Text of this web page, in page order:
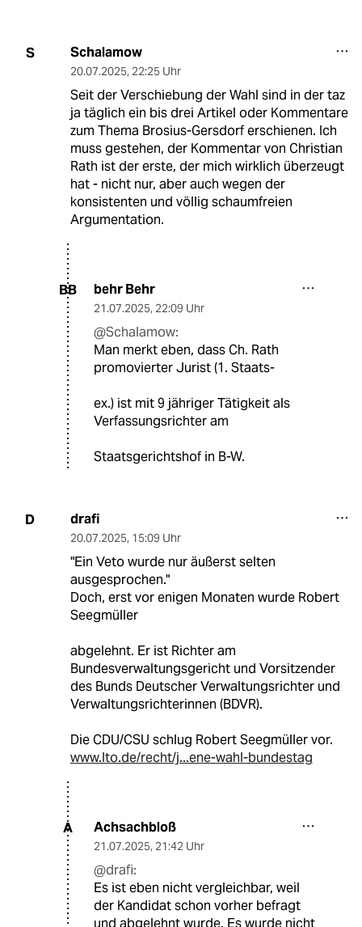
S Schalamow
20.07.2025, 22:25 Uhr
Seit der Verschiebung der Wahl sind in der taz
ja täglich ein bis drei Artikel oder Kommentare
zum Thema Brosius-Gersdorf erschienen. Ich
muss gestehen, der Kommentar von Christian
Rath ist der erste, der mich wirklich überzeugt
hat - nicht nur, aber auch wegen der
konsistenten und völlig schaumfreien
Argumentation.
BB behr Behr
21.07.2025, 22:09 Uhr
@Schalamow:
Man merkt eben, dass Ch. Rath
promovierter Jurist (1. Staats-
ex.) ist mit 9 jähriger Tätigkeit als
Verfassungsrichter am
Staatsgerichtshof in B-W.
D drafi
20.07.2025, 15:09 Uhr
"Ein Veto wurde nur äußerst selten
ausgesprochen."
Doch, erst vor enigen Monaten wurde Robert
Seegmüller
abgelehnt. Er ist Richter am
Bundesverwaltungsgericht und Vorsitzender
des Bunds Deutscher Verwaltungsrichter und
Verwaltungsrichterinnen (BDVR).
Die CDU/CSU schlug Robert Seegmüller vor.
www.lto.de/recht/j...ene-wahl-bundestag
A Achsachbloß
21.07.2025, 21:42 Uhr
@drafi:
Es ist eben nicht vergleichbar, weil
der Kandidat schon vorher befragt
und abgelehnt wurde. Es wurde nicht